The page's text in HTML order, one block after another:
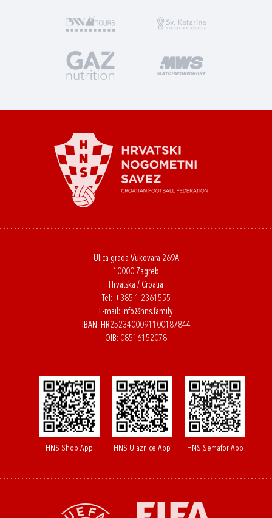
Ulica grada Vukovara 269A
10000 Zagreb
Hrvatska / Croatia
Tel: +385 1 2361555
E-mail: info@hns.family
IBAN: HR2523400091100187844
OIB: 08516152078
HNS Shop App HNS Ulaznice App HNS Semafor App